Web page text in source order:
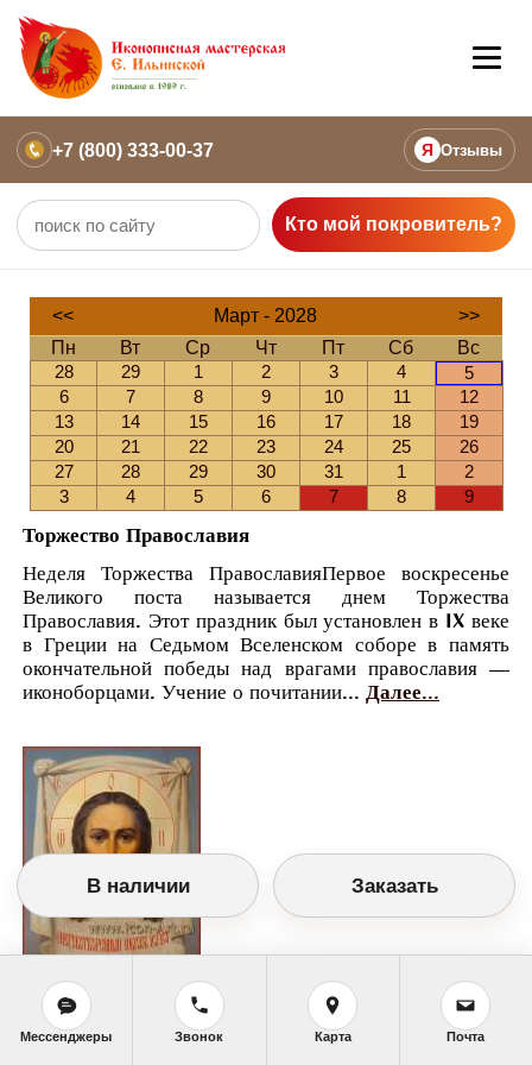
+7 (800) 333-00-37 Я Отзывы
Кто мой покровитель?
<< Март - 2028
>>
Пн
Вт Ср Чт Пт Сб
Вс
28
29 1 2 3 4
5
6
7 8 9 10 11
12
13
14 15 16 17 18
19
20
21 22 23 24 25
26
27
28 29 30 31 1
2
3
4 5 6 7 8 9
Торжество Православия
Неделя Торжества ПравославияПервое воскресенье
Великого поста называется днем Торжества
Православия. Этот праздник был установлен в IX веке
в Греции на Седьмом Вселенском соборе в память
окончательной победы над врагами православия —
иконоборцами. Учение о почитании... Далее...
Православный календарь
<<Воскресенье, 5 Марта (21 Февраля по
В наличии Заказать
Мессенджеры Звонок Карта Почта